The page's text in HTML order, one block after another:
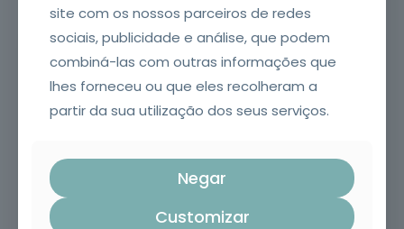
conclusão da formação com
aproveitamento. | Requisitos: Idade mínima
de 18, escolaridade mínima obrigatória,
compreensão oral e escrita da língua
portuguesa.
site com os nossos parceiros de redes
sociais, publicidade e análise, que podem
combiná-las com outras informações que
lhes forneceu ou que eles recolheram a
partir da sua utilização dos seus serviços.
Negar
Customizar